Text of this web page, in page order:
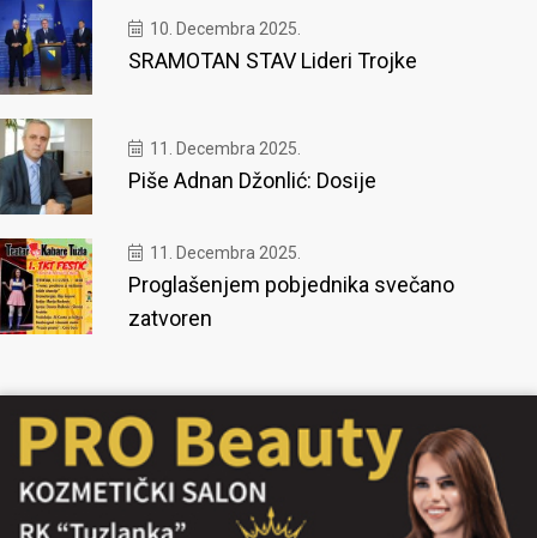
10. Decembra 2025.
SRAMOTAN STAV Lideri Trojke
11. Decembra 2025.
Piše Adnan Džonlić: Dosije
11. Decembra 2025.
Proglašenjem pobjednika svečano
zatvoren